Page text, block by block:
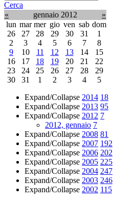
Cerca
«
gennaio 2012
»
lun mar mer gio ven sab dom
26
27 28 29 30 31
1
2
3 4 5 6 7
8
9
10 11 12 13 14
15
16
17 18 19 20 21
22
23
24 25 26 27 28
29
30
31 1 2 3 4
5
Expand/Collapse 2014 18
Expand/Collapse 2013 95
Expand/Collapse 2012 7
2012, gennaio 7
Expand/Collapse 2008 81
Expand/Collapse 2007 192
Expand/Collapse 2006 202
Expand/Collapse 2005 225
Expand/Collapse 2004 247
Expand/Collapse 2003 246
Expand/Collapse 2002 115